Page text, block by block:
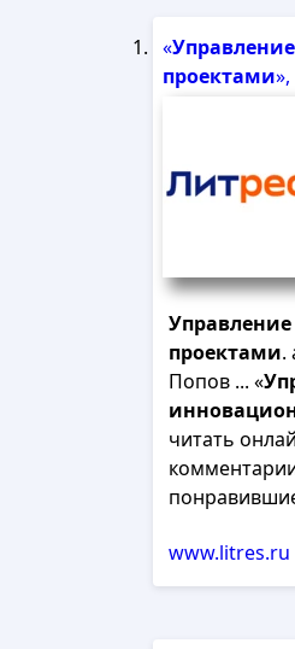
«Управление
проектами
Управление
проектами.
Попов ... «
читать
www.litres.ru